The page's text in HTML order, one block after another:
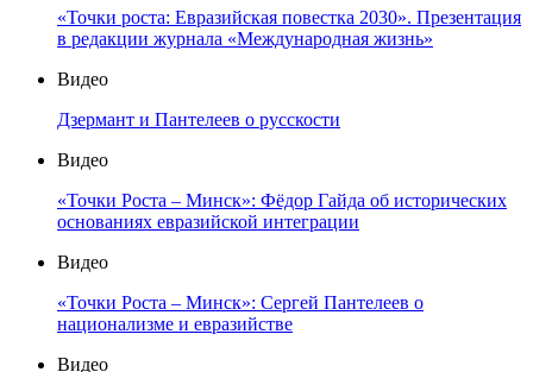
«Точки роста: Евразийская повестка 2030». Презентация
в редакции журнала «Международная жизнь»
Видео
Дзермант и Пантелеев о русскости
Видео
«Точки Роста – Минск»: Фёдор Гайда об исторических
основаниях евразийской интеграции
Видео
«Точки Роста – Минск»: Сергей Пантелеев о
национализме и евразийстве
Видео